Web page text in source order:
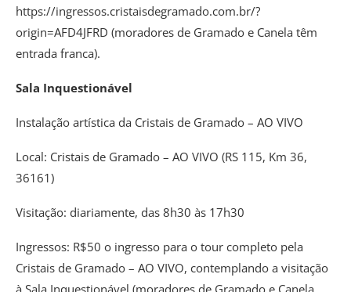
https://ingressos.cristaisdegramado.com.br/?
origin=AFD4JFRD (moradores de Gramado e Canela têm
entrada franca).
Sala Inquestionável
Instalação artística da Cristais de Gramado – AO VIVO
Local: Cristais de Gramado – AO VIVO (RS 115, Km 36,
36161)
Visitação: diariamente, das 8h30 às 17h30
Ingressos: R$50 o ingresso para o tour completo pela
Cristais de Gramado – AO VIVO, contemplando a visitação
à Sala Inquestionável (moradores de Gramado e Canela,